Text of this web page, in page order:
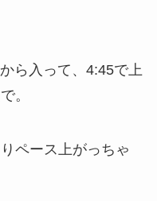
ら入って、4:45で上
。
ペース上がっちゃ